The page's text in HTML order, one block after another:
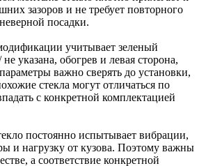
зазоров и не требует повторного
посадки.
учитывает зеленый
указана, обогрев и левая сторона,
важно сверять до установки,
стекла могут отличаться по
с конкретной комплектацией
постоянно испытывает вибрации,
и нагрузку от кузова. Поэтому важны
а соответствие конкретной